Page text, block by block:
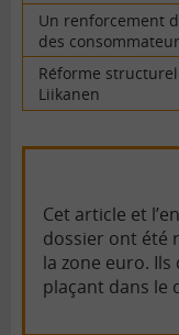
Un renforcement
des
Réforme
Liikanen
Cet article et
dossier ont été
la zone euro.
plaçant dans le